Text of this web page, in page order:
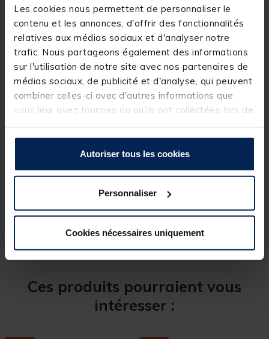
Les cookies nous permettent de personnaliser le
contenu et les annonces, d'offrir des fonctionnalités
relatives aux médias sociaux et d'analyser notre
trafic. Nous partageons également des informations
sur l'utilisation de notre site avec nos partenaires de
médias sociaux, de publicité et d'analyse, qui peuvent
combiner celles-ci avec d'autres informations que
vous leur avez fournies ou qu'ils ont collectées lors de
Autoriser tous les cookies
Personnaliser
Cookies nécessaires uniquement
Caractéristiques:
- Se fixe par 2 crochets au niveau de la ceinture.
- Dimensions : 15,5 x 7 x 5,5 cm.
- Coloris : vert.
Spécifications
PLASTILYS
Ces produits pourraient vous
intéresser :